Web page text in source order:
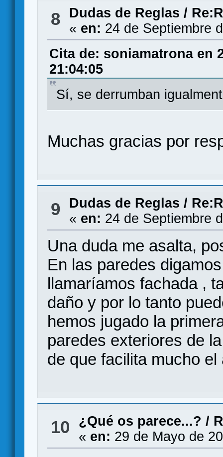
8 Dudas de Reglas /
« en: 24 de Septiembre
Cita de: soniamatrona en
21:04:05
Sí, se derrumban
Muchas gracias por
9 Dudas de Reglas /
« en: 24 de Septiembre
Una duda me asalta,
En las paredes
llamaríamos fachada ,
daño y por lo tanto
hemos jugado la
paredes exteriores de
de que facilita mucho el
10 ¿Qué os parece...? /
« en: 29 de Mayo de